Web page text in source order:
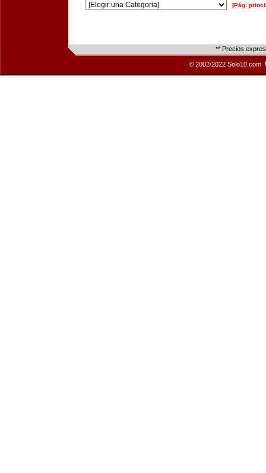
[Pág.
** Precios
© 2002/2022 Solo10.com